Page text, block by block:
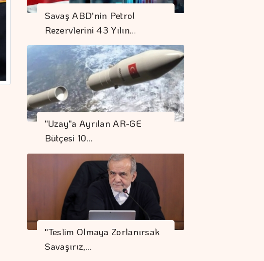
Savaş ABD'nin Petrol
Rezervlerini 43 Yılın…
"Uzay"a Ayrılan AR-GE
Bütçesi 10…
"Teslim Olmaya Zorlanırsak
Savaşırız,…
ABD'nin Petrol
Sondaj Kulesi Sayısı
"Teslim Olmaya
Zorlanırsak
Savaşırız, Boyun
Eğmeyiz"
S. Arabistan,
Pakistan Ve
Türkiye'den
Savunma Anlaşması
Tasarruf Finansman